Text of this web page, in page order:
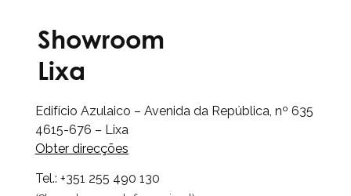
Showroom
Lixa
Edifício Azulaico – Avenida da República, nº 635
4615-676 – Lixa
Obter direcções
Tel.: +351 255 490 130